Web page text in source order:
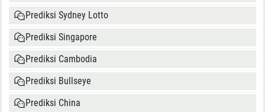
Prediksi Sydney Lotto
Prediksi Singapore
Prediksi Cambodia
Prediksi Bullseye
Prediksi China